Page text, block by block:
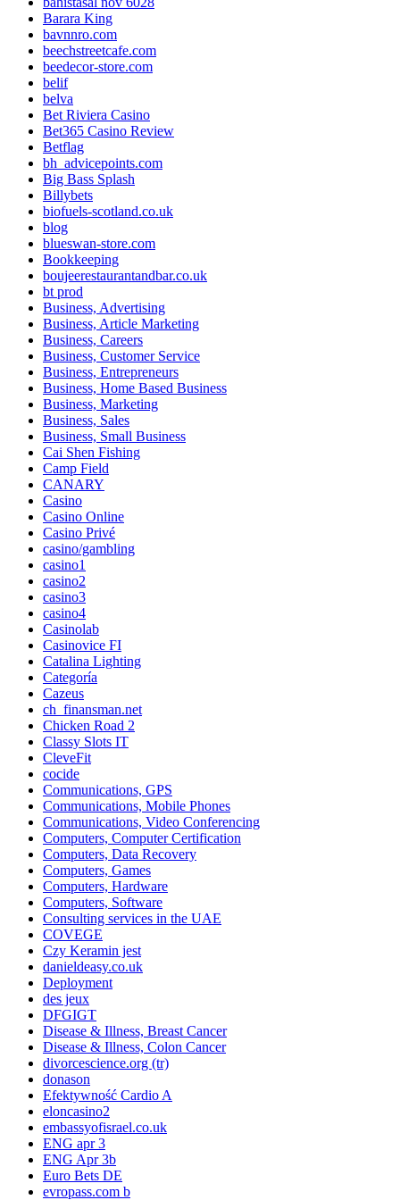
Barara King
bavnnro.com
beechstreetcafe.com
beedecor-store.com
belif
belva
Bet Riviera Casino
Bet365 Casino Review
Betflag
bh_advicepoints.com
Big Bass Splash
Billybets
biofuels-scotland.co.uk
blog
blueswan-store.com
Bookkeeping
boujeerestaurantandbar.co.uk
bt prod
Business, Advertising
Business, Article Marketing
Business, Careers
Business, Customer Service
Business, Entrepreneurs
Business, Home Based Business
Business, Marketing
Business, Sales
Business, Small Business
Cai Shen Fishing
Camp Field
CANARY
Casino
Casino Online
Casino Privé
casino/gambling
casino1
casino2
casino3
casino4
Casinolab
Casinovice FI
Catalina Lighting
Categoría
Cazeus
ch_finansman.net
Chicken Road 2
Classy Slots IT
CleveFit
cocide
Communications, GPS
Communications, Mobile Phones
Communications, Video Conferencing
Computers, Computer Certification
Computers, Data Recovery
Computers, Games
Computers, Hardware
Computers, Software
Consulting services in the UAE
COVEGE
Czy Keramin jest
danieldeasy.co.uk
Deployment
des jeux
DFGIGT
Disease & Illness, Breast Cancer
Disease & Illness, Colon Cancer
divorcescience.org (tr)
donason
Efektywność Cardio A
eloncasino2
embassyofisrael.co.uk
ENG apr 3
ENG Apr 3b
Euro Bets DE
evropass.com b